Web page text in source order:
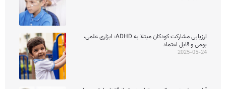
ارزیابی مشارکت کودکان مبتلا به ADHD: ابزاری علمی،
بومی و قابل اعتماد
2025-05-24